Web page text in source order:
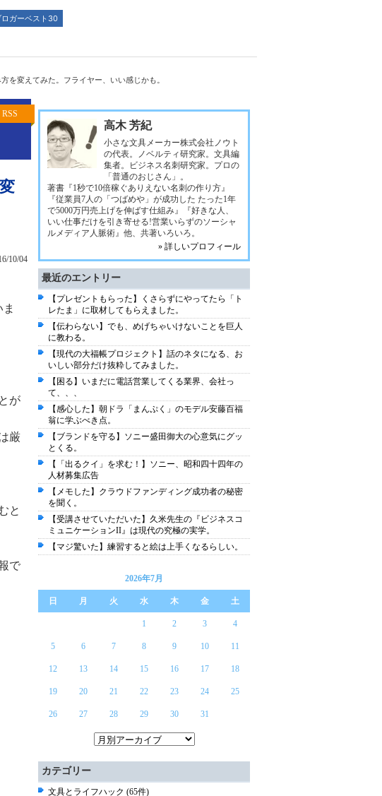
ロガーベスト30
を変えてみた。フライヤー、いい感じかも。
RSS
10/04
が
厳
と
で
高木 芳紀
小さな文具メーカー株式会社ノウト
の代表。ノベルティ研究家。文具編
集者。ビジネス名刺研究家。プロの
「普通のおじさん」。
著書『1秒で10倍稼ぐありえない名刺の作り方』
『従業員7人の「つばめや」が成功した たった1年
で5000万円売上げを伸ばす仕組み』『好きな人、
いい仕事だけを引き寄せる!営業いらずのソーシャ
ルメディア人脈術』他、共著いろいろ。
» 詳しいプロフィール
最近のエントリー
【プレゼントもらった】くさらずにやってたら「ト
レたま」に取材してもらえました。
【伝わらない】でも、めげちゃいけないことを巨人
に教わる。
【現代の大福帳プロジェクト】話のネタになる、お
いしい部分だけ抜粋してみました。
【困る】いまだに電話営業してくる業界、会社っ
て、、、
【感心した】朝ドラ「まんぷく」のモデル安藤百福
翁に学ぶべき点。
【ブランドを守る】ソニー盛田御大の心意気にグッ
とくる。
【「出るクイ」を求む！】ソニー、昭和四十四年の
人材募集広告
【メモした】クラウドファンディング成功者の秘密
を聞く。
【受講させていただいた】久米先生の『ビジネスコ
ミュニケーションII』は現代の究極の実学。
【マジ驚いた】練習すると絵は上手くなるらしい。
2026年7月
日 月 火 水 木 金 土
1 2 3 4
5 6 7 8 9 10 11
12 13 14 15 16 17 18
19 20 21 22 23 24 25
26 27 28 29 30 31
カテゴリー
文具とライフハック (65件)